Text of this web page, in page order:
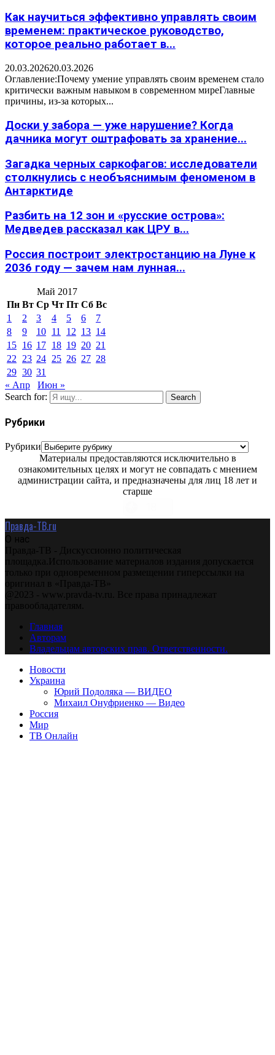
Как научиться эффективно управлять своим
временем: практическое руководство,
которое реально работает в...
20.03.202620.03.2026
Оглавление:Почему умение управлять своим временем стало
критически важным навыком в современном миреГлавные
причины, из-за которых...
Доски у забора — уже нарушение? Когда
дачника могут оштрафовать за хранение...
Загадка черных саркофагов: исследователи
столкнулись с необъяснимым феноменом в
Антарктиде
Разбить на 12 зон и «русские острова»:
Медведев рассказал как ЦРУ в...
Россия построит электростанцию на Луне к
2036 году — зачем нам лунная...
Май 2017
Пн Вт Ср Чт Пт Сб Вс
1
2 3 4 5 6
7
8
9 10 11 12 13 14
15 16 17 18 19 20 21
22
23 24 25 26 27 28
29 30 31
« Апр
Июн »
Search for:
Search
Рубрики
Рубрики
Материалы предоставляются исключительно в
ознакомительных целях и могут не совпадать с мнением
администрации сайта, и предназначены для лиц 18 лет и
старше
Правда-ТВ.ru
О нас
Правда-ТВ - Дискуссионно политическая
площадка.Использование материалов издания допускается
только при одновременном размещении гиперссылки на
оригинал в «Правда-ТВ»
@2023 - www.pravda-tv.ru. Все права принадлежат
правообладателям.
Главная
Авторам
Владельцам авторских прав. Ответственности.
Новости
Украина
Юрий Подоляка — ВИДЕО
Михаил Онуфриенко — Видео
Россия
Мир
ТВ Онлайн